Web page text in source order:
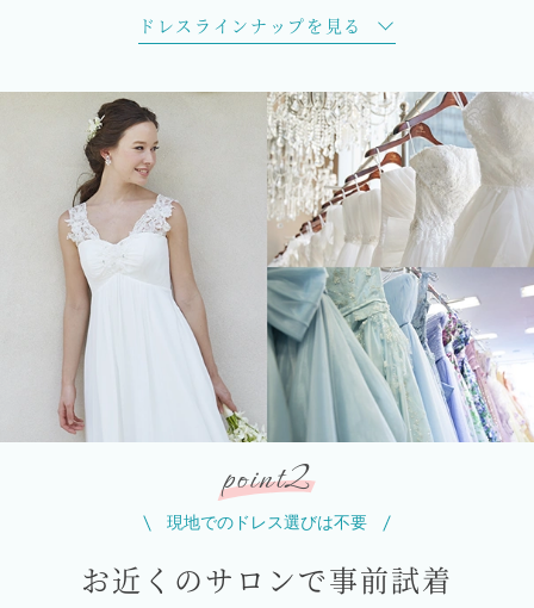
ドレスラインナップを見る
point2
現地でのドレス選びは不要
お近くのサロンで事前試着